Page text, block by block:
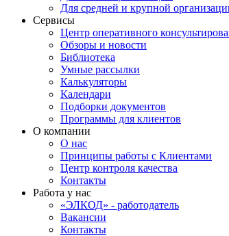
Для средней и крупной
Сервисы
Центр оперативного
Обзоры и новости
Библиотека
Умные рассылки
Калькуляторы
Календари
Подборки документов
Программы для клиентов
О компании
О нас
Принципы работы с Клиентами
Центр контроля качества
Контакты
Работа у нас
«ЭЛКОД» - работодатель
Вакансии
Контакты